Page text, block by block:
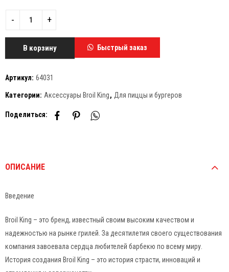
В корзину Быстрый заказ
Артикул: 64031
Категории: Аксессуары Broil King, Для пиццы и бургеров
Поделиться:
ОПИСАНИЕ
Введение
Broil King – это бренд, известный своим высоким качеством и
надежностью на рынке грилей. За десятилетия своего существования
компания завоевала сердца любителей барбекю по всему миру.
История создания Broil King – это история страсти, инноваций и